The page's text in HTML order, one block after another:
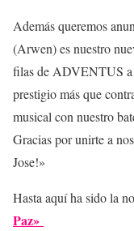
Además queremos
(Arwen) es nuestro
filas de ADVENTUS a
prestigio más que
musical con nuestro
Gracias por unirte a
Jose!»
Hasta aquí ha sido la
Paz»